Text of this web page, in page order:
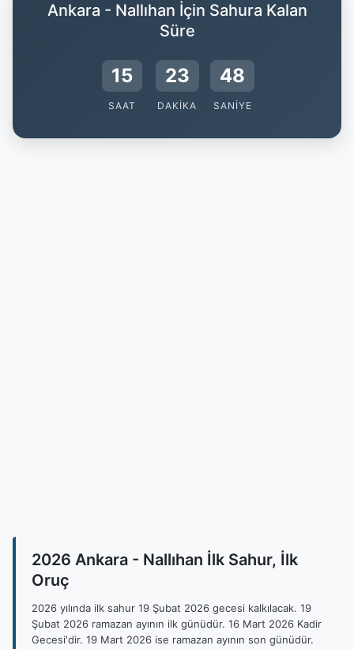
Ankara - Nallıhan İçin Sahura Kalan
Süre
15
SAAT
23
DAKIKA
47
SANIYE
2026 Ankara - Nallıhan İlk Sahur, İlk
Oruç
2026 yılında ilk sahur 19 Şubat 2026 gecesi kalkılacak. 19
Şubat 2026 ramazan ayının ilk günüdür. 16 Mart 2026 Kadir
Gecesi'dir. 19 Mart 2026 ise ramazan ayının son günüdür.